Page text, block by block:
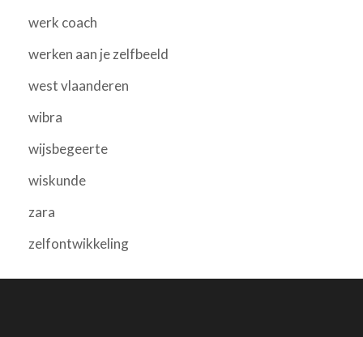
werk coach
werken aan je zelfbeeld
west vlaanderen
wibra
wijsbegeerte
wiskunde
zara
zelfontwikkeling